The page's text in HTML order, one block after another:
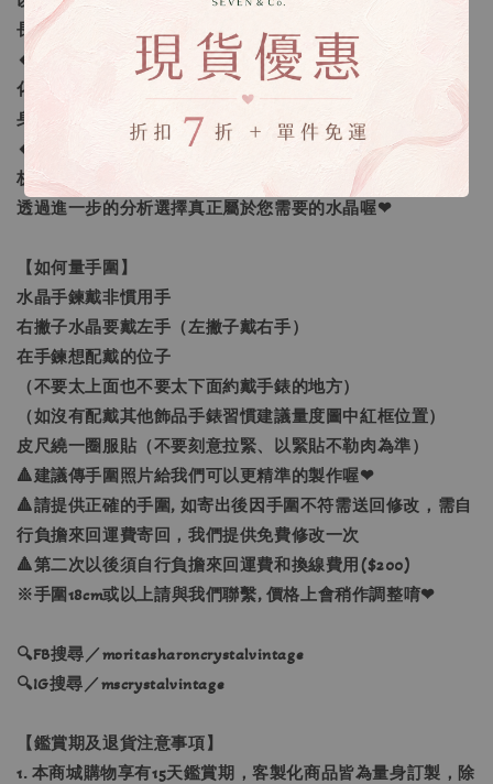
長度。
🔸客製化之範圍：我們提供的客製範圍為「手圍尺寸客製
化」及「量身需求的訂做」，還有更進一步的「生命靈數量
身訂做」。
🔸生命靈數量身訂做：採預約制線上一對一諮詢，老師將解
析生命靈數讓您更了解自己，並找到需要加強的靈數空缺，
透過進一步的分析選擇真正屬於您需要的水晶喔❤
【如何量手圍】
水晶手鍊戴非慣用手
右撇子水晶要戴左手（左撇子戴右手）
在手鍊想配戴的位子
（不要太上面也不要太下面約戴手錶的地方）
（如沒有配戴其他飾品手錶習慣建議量度圖中紅框位置）
皮尺繞一圈服貼（不要刻意拉緊、以緊貼不勒肉為準）
🔺建議傳手圍照片給我們可以更精準的製作喔❤
🔺請提供正確的手圍, 如寄出後因手圍不符需送回修改，需自
行負擔來回運費寄回，我們提供免費修改一次
🔺第二次以後須自行負擔來回運費和換線費用($200)
※手圍18cm或以上請與我們聯繫, 價格上會稍作調整唷❤
🔍FB搜尋／moritasharoncrystalvintage
🔍IG搜尋／mscrystalvintage
【鑑賞期及退貨注意事項】
1. 本商城購物享有15天鑑賞期，客製化商品皆為量身訂製，除